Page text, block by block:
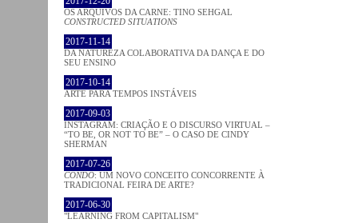
OS ARQUIVOS DA CARNE: TINO SEHGAL
CONSTRUCTED SITUATIONS
2017-11-14
DA NATUREZA COLABORATIVA DA DANÇA E DO
SEU ENSINO
2017-10-14
ARTE PARA TEMPOS INSTÁVEIS
2017-09-03
INSTAGRAM: CRIAÇÃO E O DISCURSO VIRTUAL –
“TO BE, OR NOT TO BE” – O CASO DE CINDY
SHERMAN
2017-07-26
CONDO: UM NOVO CONCEITO CONCORRENTE À
TRADICIONAL FEIRA DE ARTE?
2017-06-30
"LEARNING FROM CAPITALISM"